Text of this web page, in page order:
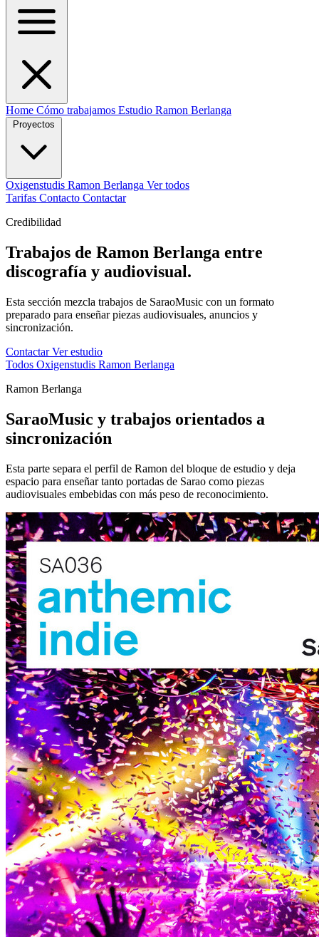
Home Cómo trabajamos Estudio Ramon Berlanga
Proyectos
Oxigenstudis Ramon Berlanga Ver todos
Tarifas Contacto Contactar
Credibilidad
Trabajos de Ramon Berlanga entre
discografía y audiovisual.
Esta sección mezcla trabajos de SaraoMusic con un formato
preparado para enseñar piezas audiovisuales, anuncios y
sincronización.
ContactarVer estudio
Todos Oxigenstudis Ramon Berlanga
Ramon Berlanga
SaraoMusic y trabajos orientados a
sincronización
Esta parte separa el perfil de Ramon del bloque de estudio y deja
espacio para enseñar tanto portadas de Sarao como piezas
audiovisuales embebidas con más peso de reconocimiento.